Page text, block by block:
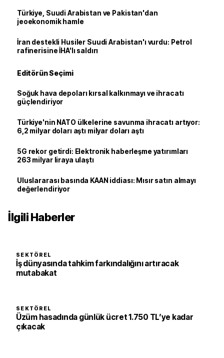
Türkiye, Suudi Arabistan ve Pakistan'dan
jeoekonomik hamle
İran destekli Husiler Suudi Arabistan'ı vurdu: Petrol
rafinerisine İHA'lı saldırı
Editörün Seçimi
Soğuk hava depoları kırsal kalkınmayı ve ihracatı
güçlendiriyor
Türkiye'nin NATO ülkelerine savunma ihracatı artıyor:
6,2 milyar doları aştı milyar doları aştı
5G rekor getirdi: Elektronik haberleşme yatırımları
263 milyar liraya ulaştı
Uluslararası basında KAAN iddiası: Mısır satın almayı
değerlendiriyor
İlgili Haberler
SEKTÖREL
İş dünyasında tahkim farkındalığını artıracak
mutabakat
SEKTÖREL
Üzüm hasadında günlük ücret 1.750 TL’ye kadar
çıkacak